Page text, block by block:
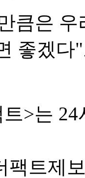
큼은
좋겠다
>는
팩트제